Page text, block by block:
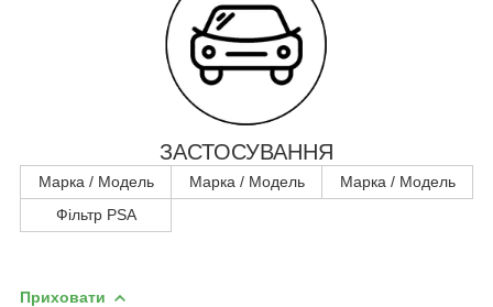
ЗАСТОСУВАННЯ
Марка / Модель Марка / Модель
Марка / Модель
Фільтр PSA
Приховати